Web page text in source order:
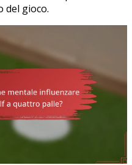
del gioco.